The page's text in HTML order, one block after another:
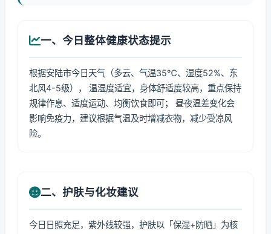
一、今日整体健康状态提示
根据安陆市今日天气（多云、气温35℃、湿度52%、东
北风4-5级）， 温湿度适宜，身体舒适度较高，重点保持
规律作息、适度运动、均衡饮食即可； 昼夜温差变化会
影响免疫力，建议根据气温及时增减衣物，减少受凉风
险。
二、护肤与化妆建议
今日日照充足，紫外线较强，护肤以「保湿+防晒」为核